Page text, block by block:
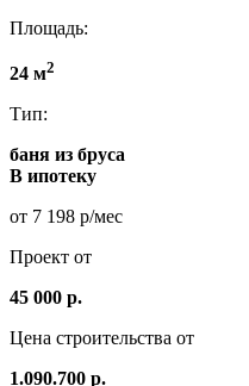
Площадь:
24 м2
Тип:
баня из бруса
В ипотеку
от 7 198 р/мес
Проект от
45 000 р.
Цена строительства от
1.090.700 р.